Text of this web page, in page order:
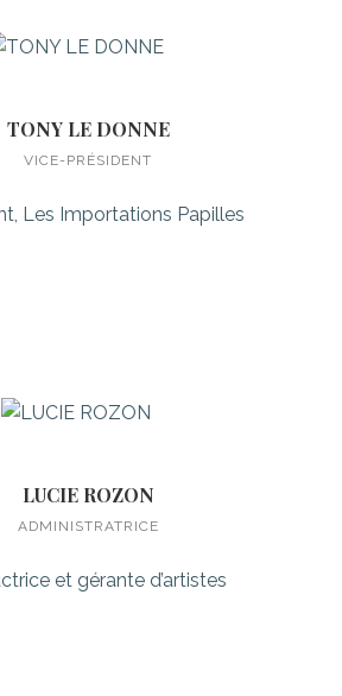
TONY LE DONNE
VICE-PRÉSIDENT
Les Importations Papilles
LUCIE ROZON
ADMINISTRATRICE
et gérante d’artistes